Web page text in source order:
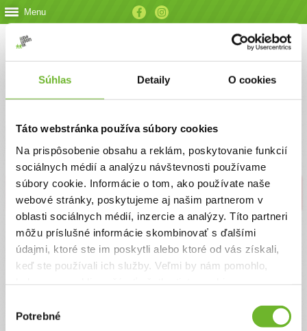
Súhlas Detaily O cookies
Táto webstránka používa súbory cookies
Na prispôsobenie obsahu a reklám, poskytovanie funkcií
sociálnych médií a analýzu návštevnosti používame
súbory cookie. Informácie o tom, ako používate naše
webové stránky, poskytujeme aj našim partnerom v
oblasti sociálnych médií, inzercie a analýzy. Títo partneri
môžu príslušné informácie skombinovať s ďalšími
údajmi, ktoré ste im poskytli alebo ktoré od vás získali,
keď ste používali ich služby. Veľmi by nám pomohlo,
súhlasu
Potrebné
Menu
Prihlásiť sa
Registruj sa